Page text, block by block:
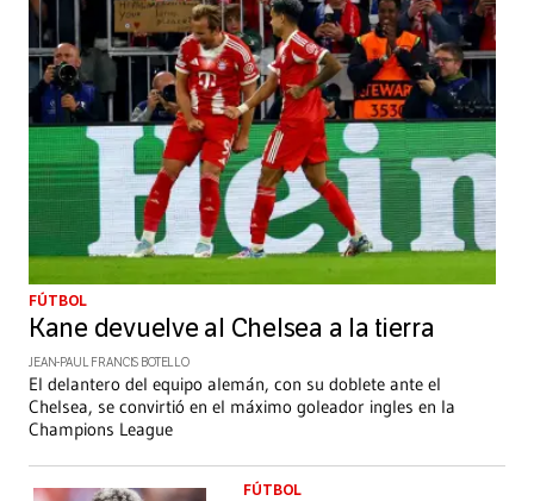
FÚTBOL
Kane devuelve al Chelsea a la tierra
JEAN-PAUL FRANCIS BOTELLO
El delantero del equipo alemán, con su doblete ante el
Chelsea, se convirtió en el máximo goleador ingles en la
Champions League
FÚTBOL